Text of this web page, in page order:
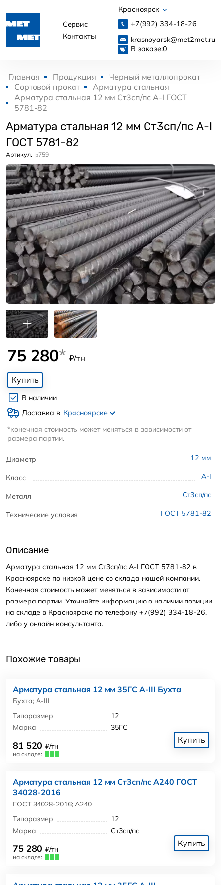
Сервис
Контакты
Красноярск
+7(992) 334-18-26
krasnoyarsk@met2met.ru
В заказе:0
Главная Продукция
Черный металлопрокат
Сортовой прокат
Арматура стальная
Арматура стальная 12 мм Ст3сп/пс А-I ГОСТ
5781-82
Арматура стальная 12 мм Ст3сп/пс А-I
ГОСТ 5781-82
Артикул. p759
Диаметр 12 мм
Класс А-I
Металл Ст3сп/пс
Технические условия ГОСТ 5781-82
75 280* ₽/тн
Купить
В наличии
Доставка в Красноярске
*конечная стоимость может меняться в зависимости от
размера партии.
Описание
Арматура стальная 12 мм Ст3сп/пс А-I ГОСТ 5781-82 в
Красноярске по низкой цене со склада нашей компании.
Конечная стоимость может меняться в зависимости от
размера партии. Уточняйте информацию о наличии позиции
на складе в Красноярске по телефону +7(992) 334-18-26,
либо у онлайн консультанта.
Похожие товары
Арматура стальная 12 мм 35ГС А-III Бухта
Бухта; А-III
Типоразмер
12
Марка
35ГС
81 520 ₽/тн
на складе:
Купить
Арматура стальная 12 мм Ст3сп/пс А240 ГОСТ
34028-2016
ГОСТ 34028-2016; А240
Типоразмер
12
Марка
Ст3сп/пс
75 280 ₽/тн
на складе:
Купить